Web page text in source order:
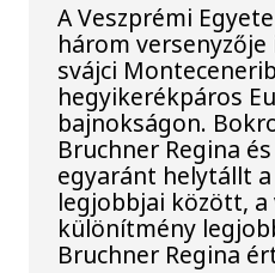
A Veszprémi
három
svájci
hegyikerékpáros
bajnokságon.
Bruchner Regina
egyaránt helytállt
legjobbjai között, a
különítmény
Bruchner Regina